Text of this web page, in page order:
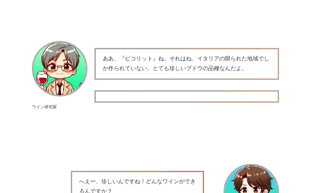
ワイン研究家
ああ、『ピコリット』ね。それはね、イタリアの限られた地域でし
か作られていない、とても珍しいブドウの品種なんだよ。
へえー、珍しいんですね！どんなワインができ
るんですか？